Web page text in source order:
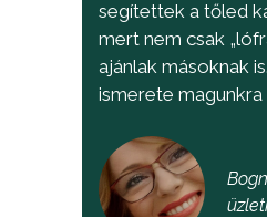
segítettek a tőled
mert nem csak
ajánlak másoknak
ismerete magunkra